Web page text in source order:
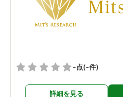
願いの時に人員を手配して
頂き、ホテルからの証拠を
撮って頂いたのは、ありが
後の事についてアドバイス
る探偵事務所さんだと、あ
-点(-件)
詳細を見る